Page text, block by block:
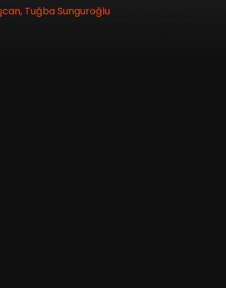
Tuğba Sunguroğlu